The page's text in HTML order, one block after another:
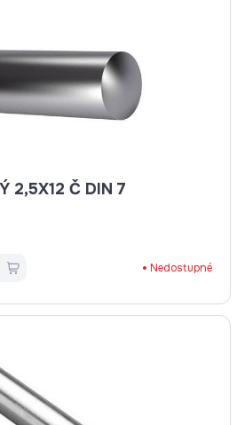
KOLÍK VALCOVÝ 2,5X12 Č DIN 7
Nedostupné